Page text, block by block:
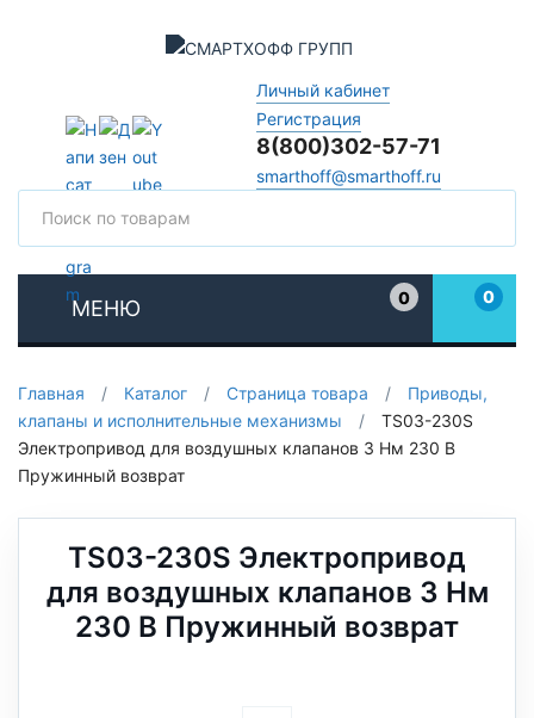
Личный кабинет
Регистрация
8(800)302-57-71
smarthoff@smarthoff.ru
МЕНЮ
0
0
Главная / Каталог / Страница товара /
Приводы,
клапаны и исполнительные механизмы
/
TS03-230S
Электропривод для воздушных клапанов 3 Нм 230 В
Пружинный возврат
TS03-230S Электропривод
для воздушных клапанов 3 Нм
230 В Пружинный возврат